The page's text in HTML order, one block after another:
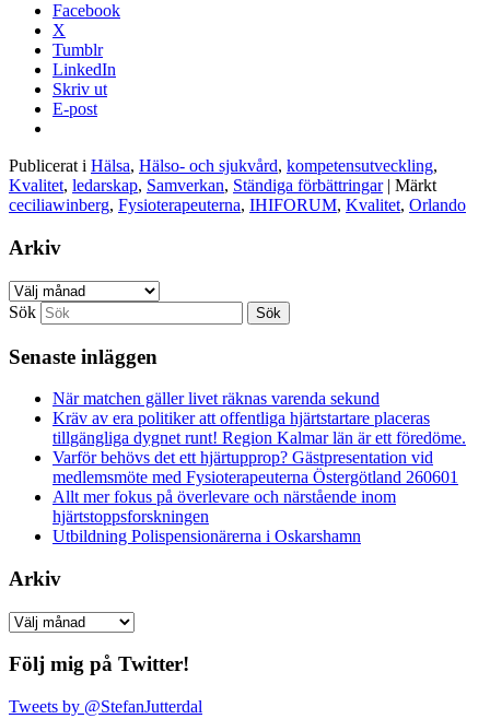
Facebook
X
Tumblr
LinkedIn
Skriv ut
E-post
Publicerat i Hälsa, Hälso- och sjukvård, kompetensutveckling,
Kvalitet, ledarskap, Samverkan, Ständiga förbättringar | Märkt
ceciliawinberg, Fysioterapeuterna, IHIFORUM, Kvalitet, Orlando
Arkiv
Arkiv
Sök
Senaste inläggen
När matchen gäller livet räknas varenda sekund
Kräv av era politiker att offentliga hjärtstartare placeras
tillgängliga dygnet runt! Region Kalmar län är ett föredöme.
Varför behövs det ett hjärtupprop? Gästpresentation vid
medlemsmöte med Fysioterapeuterna Östergötland 260601
Allt mer fokus på överlevare och närstående inom
hjärtstoppsforskningen
Utbildning Polispensionärerna i Oskarshamn
Arkiv
Arkiv
Följ mig på Twitter!
Tweets by @StefanJutterdal